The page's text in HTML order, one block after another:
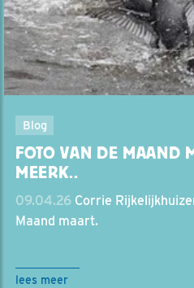
Blog
FOTO VAN DE MAAND
MEERK..
09.04.26 Corrie
Maand maart.
lees meer